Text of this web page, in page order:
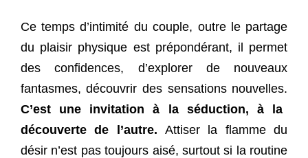
Ce temps d’intimité du couple, outre le partage
du plaisir physique est prépondérant, il permet
des confidences, d’explorer de nouveaux
fantasmes, découvrir des sensations nouvelles.
C’est une invitation à la séduction, à la
découverte de l’autre. Attiser la flamme du
désir n’est pas toujours aisé, surtout si la routine